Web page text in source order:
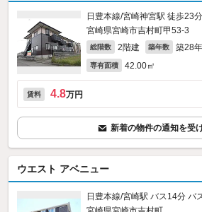
日豊本線/宮崎神宮駅 徒歩23分
宮崎県宮崎市吉村町甲53‐3
総階数 2階建 築年数 築28
専有面積 42.00㎡
賃料 4.8万円
新着の物件の通知を受
ウエスト アベニュー
日豊本線/宮崎駅 バス14分 バ